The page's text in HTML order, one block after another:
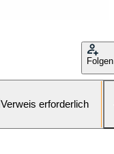
Folgen
Verweis erforderlich